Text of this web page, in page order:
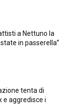
a Nettuno la
in passerella”
tenta di
e aggredisce i